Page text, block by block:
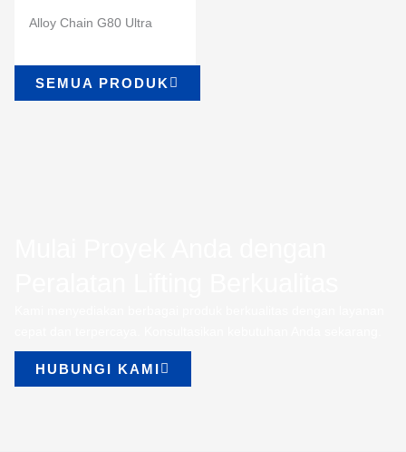
Alloy Chain G80 Ultra
SEMUA PRODUK
HUBUNGI KAMI